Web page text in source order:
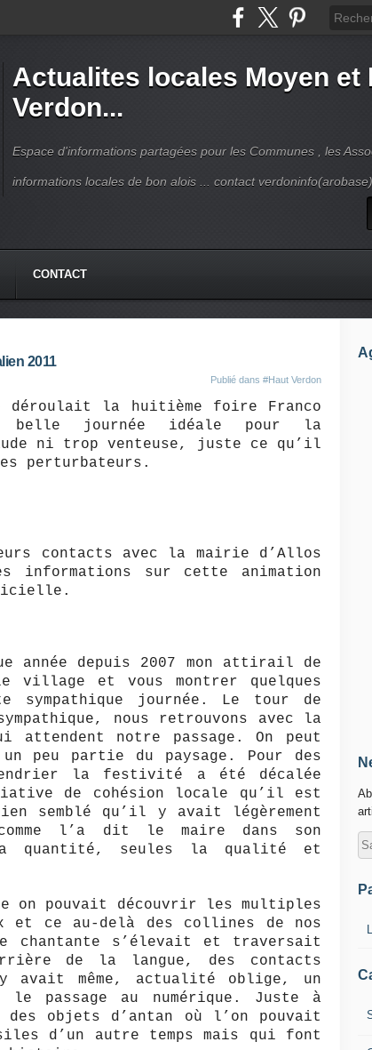
Actualites locales Moyen et
Verdon...
Espace d'informations partagées pour les Communes , les
informations locales de bon alois ... contact
CONTACT
2011
Publié dans #Haut Verdon
la huitième foire Franco
belle journée idéale pour la
ni trop venteuse, juste ce qu’il
perturbateurs.
contacts avec la mairie d’Allos
informations sur cette animation
année depuis 2007 mon attirail de
village et vous montrer quelques
sympathique journée. Le tour de
nous retrouvons avec la
attendent notre passage. On peut
peu partie du paysage. Pour des
la festivité a été décalée
de cohésion locale qu’il est
semblé qu’il y avait légèrement
comme l’a dit le maire dans son
quantité, seules la qualité et
on pouvait découvrir les multiples
et ce au-delà des collines de nos
chantante s’élevait et traversait
de la langue, des contacts
avait même, actualité oblige, un
le passage au numérique. Juste à
objets d’antan où l’on pouvait
d’un autre temps mais qui font